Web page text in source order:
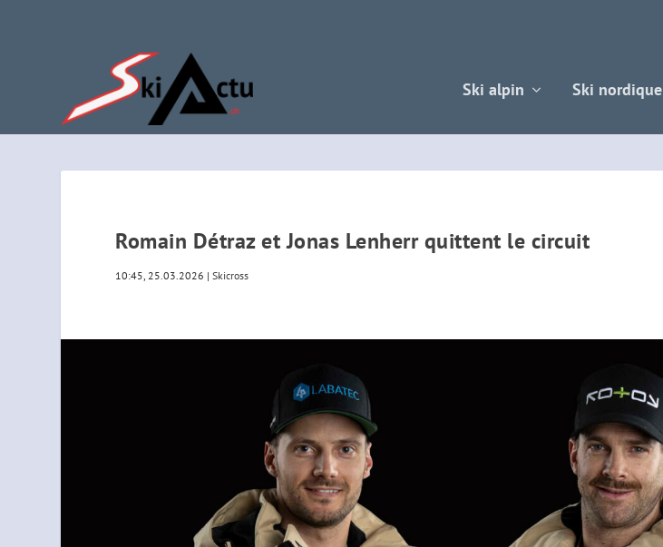
Ski alpin Ski nordique
Romain Détraz et Jonas Lenherr quittent le circuit
10:45, 25.03.2026 |Skicross